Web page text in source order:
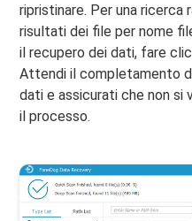
ripristinare. Per una ricerca
risultati dei file per nome
il recupero dei dati, fare
Attendi il completamento
dati e assicurati che non si
il processo.